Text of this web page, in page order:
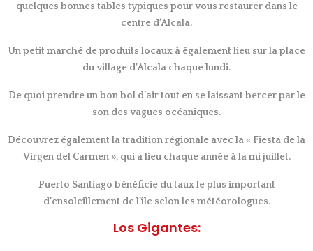
quelques bonnes tables typiques pour vous restaurer dans le
centre d’Alcala.
Un petit marché de produits locaux à également lieu sur la place
du village d’Alcala chaque lundi.
De quoi prendre un bon bol d’air tout en se laissant bercer par le
son des vagues océaniques.
Découvrez également la tradition régionale avec la « Fiesta de la
Virgen del Carmen », qui a lieu chaque année à la mi juillet.
Puerto Santiago bénéficie du taux le plus important
d’ensoleillement de l’île selon les météorologues.
Los Gigantes: